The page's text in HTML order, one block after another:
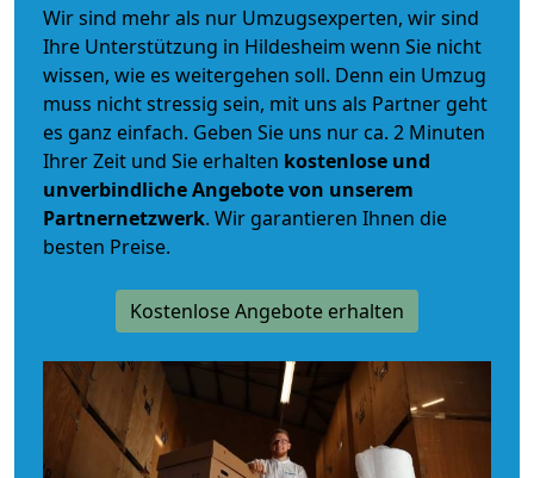
Wir sind mehr als nur Umzugsexperten, wir sind
Ihre Unterstützung in Hildesheim wenn Sie nicht
wissen, wie es weitergehen soll. Denn ein Umzug
muss nicht stressig sein, mit uns als Partner geht
es ganz einfach. Geben Sie uns nur ca. 2 Minuten
Ihrer Zeit und Sie erhalten kostenlose und
unverbindlicheAngebote von unserem
Partnernetzwerk. Wir garantieren Ihnen die
besten Preise.
Kostenlose Angebote erhalten